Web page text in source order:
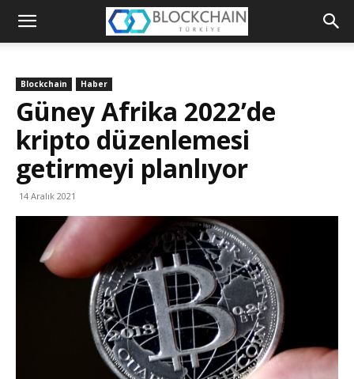
Blockchain
Platformu
Blockchain Haber
Güney Afrika 2022’de
kripto düzenlemesi
getirmeyi planlıyor
14 Aralık 2021